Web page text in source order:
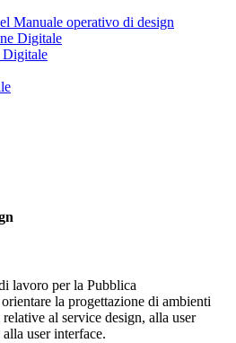
Manuale operativo di design
Digitale
lavoro per la Pubblica
la progettazione di ambienti
al service design, alla user
user interface.